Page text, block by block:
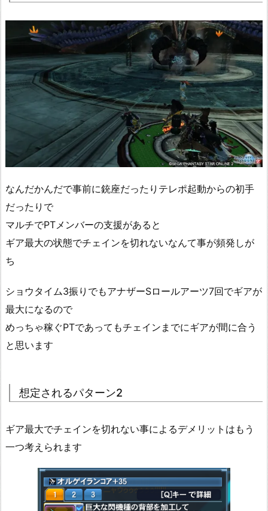
なんだかんだで事前に銃座だったりテレポ起動からの初手
だったりで
マルチでPTメンバーの支援があると
ギア最大の状態でチェインを切れないなんて事が頻発しが
ち
ショウタイム3振りでもアナザーSロールアーツ7回でギアが
最大になるので
めっちゃ稼ぐPTであってもチェインまでにギアが間に合う
と思います
想定されるパターン2
ギア最大でチェインを切れない事によるデメリットはもう
一つ考えられます